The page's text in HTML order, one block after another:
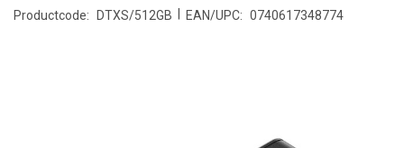
Productcode: DTXS/512GB EAN/UPC: 0740617348774